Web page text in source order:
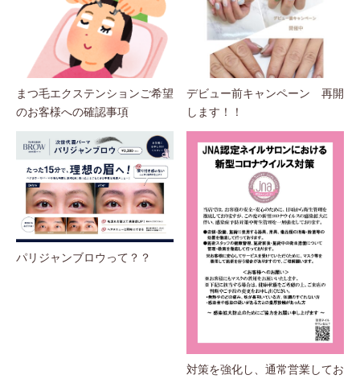
まつ毛エクステンションご希望
のお客様への確認事項
デビュー前キャンペーン 再開
します！！
パリジャンブロウって？？
対策を強化し、通常営業してお